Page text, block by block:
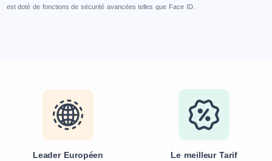
est doté de fonctions de sécurité avancées telles que Face ID.
Leader Européen Le meilleur Tarif